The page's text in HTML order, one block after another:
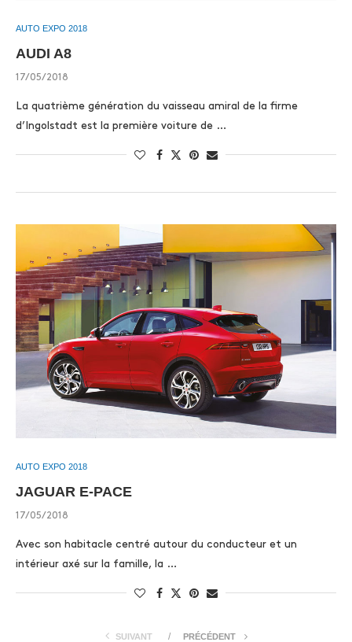
AUTO EXPO 2018
AUDI A8
17/05/2018
La quatrième génération du vaisseau amiral de la firme
d’Ingolstadt est la première voiture de …
AUTO EXPO 2018
JAGUAR E-PACE
17/05/2018
Avec son habitacle centré autour du conducteur et un
intérieur axé sur la famille, la …
SUIVANT PRÉCÉDENT